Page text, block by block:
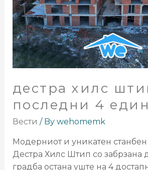
дестра хилс
последни 4
Вести / By wehomemk
Модерниот и уникатен
Дестра Хилс Штип со забрзана
градба остана уште на 4